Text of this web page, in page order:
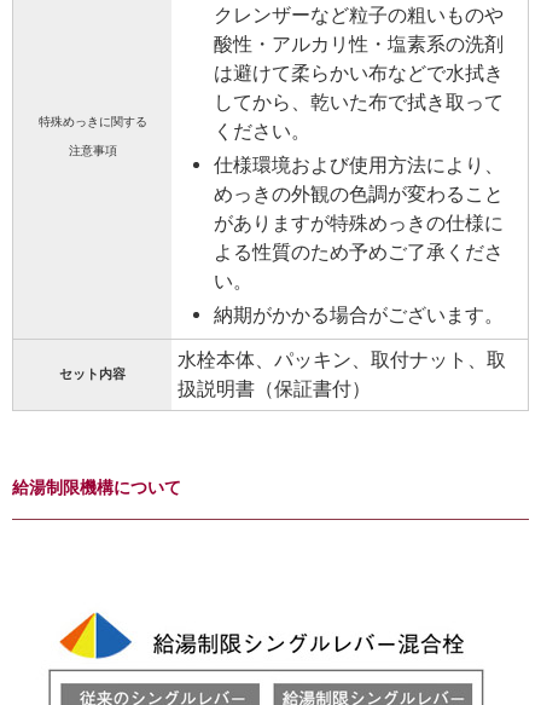
特殊めっきに関する
注意事項
クレンザーなど粒子の粗いものや
酸性・アルカリ性・塩素系の洗剤
は避けて柔らかい布などで水拭き
してから、乾いた布で拭き取って
ください。
仕様環境および使用方法により、
めっきの外観の色調が変わること
がありますが特殊めっきの仕様に
よる性質のため予めご了承くださ
い。
納期がかかる場合がございます。
セット内容
水栓本体、パッキン、取付ナット、取
扱説明書（保証書付）
給湯制限機構について